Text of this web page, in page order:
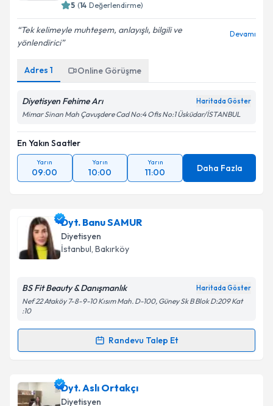
5 (14 Değerlendirme)
Tek kelimeyle muhteşem, anlayışlı, bilgili ve
yönlendirici
Devamı
Adres 1 Online Görüşme
Diyetisyen Fehime Arı Haritada Göster
Mimar Sinan Mah Çavuşdere Cad No:4 Ofis No:1 Üsküdar/İSTANBUL
En Yakın Saatler
Yarın
09:00
Yarın
10:00
Yarın
11:00 Daha Fazla
Dyt. Banu SAMUR
Diyetisyen
İstanbul, Bakırköy
BS Fit Beauty & Danışmanlık Haritada Göster
Nef 22 Ataköy 7-8-9-10 Kısım Mah. D-100, Güney Sk B Blok D:209 Kat
:10
Randevu Talep Et
Randevu Takvimi Talebi
Dyt. Banu SAMURiçin randevu takvimi talebi
oluşturun. Size bu uzmandan randevu almanız için bir
Dyt. Aslı Ortakçı
Diyetisyen